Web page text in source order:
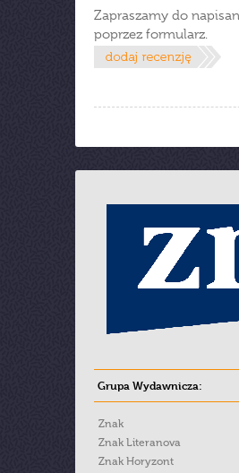
Zapraszamy do
poprzez formularz.
Grupa Wydawnicza:
Znak
Znak Literanova
Znak Horyzont